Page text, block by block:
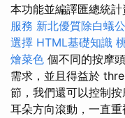
本功能並編譯匯總統
服務 新北優質除白蟻
選擇 HTML基礎知識
燴菜色 個不同的按摩
需求，並且得益於
節，我們還可以控制
耳朵方向滾動，一直重